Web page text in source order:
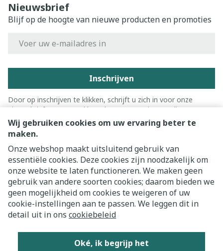
Wij gebruiken cookies om uw ervaring beter te
maken.
Onze webshop maakt uitsluitend gebruik van
essentiële cookies. Deze cookies zijn noodzakelijk om
onze website te laten functioneren. We maken geen
gebruik van andere soorten cookies; daarom bieden we
geen mogelijkheid om cookies te weigeren of uw
cookie-instellingen aan te passen. We leggen dit in
detail uit in ons cookiebeleid
Oké, ik begrijp het
Nieuwsbrief
Blijf op de hoogte van nieuwe producten en promoties
Inschrijven
Door op inschrijven te klikken, schrijft u zich in voor onze
nieuwsbrief en gaat u akkoord met onzeprivacy policy.
Juridische links